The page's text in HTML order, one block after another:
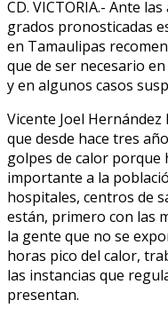
CD. VICTORIA.- Ante
grados pronosticadas
en Tamaulipas
que de ser necesario
y en algunos casos
Vicente Joel
que desde hace tres
golpes de calor porque
importante a la
hospitales, centros de
están, primero con las
la gente que no se
horas pico del calor,
las instancias que
presentan.